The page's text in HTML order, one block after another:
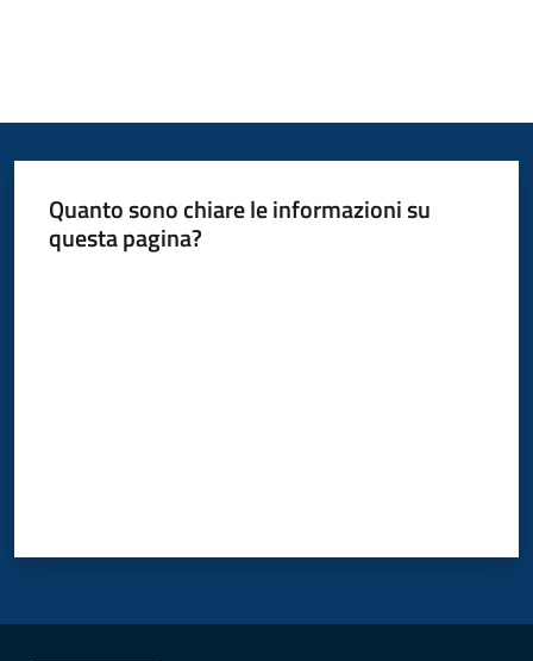
Quanto sono chiare le informazioni su
questa pagina?